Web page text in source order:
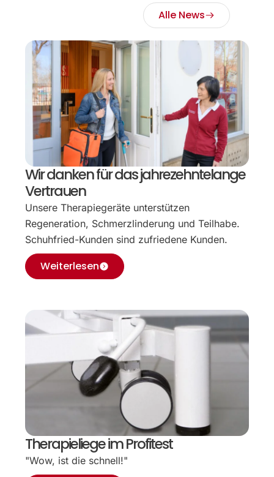
Alle News
Wir danken für das jahrezehntelange
Vertrauen
Unsere Therapiegeräte unterstützen
Regeneration, Schmerzlinderung und Teilhabe.
Schuhfried-Kunden sind zufriedene Kunden.
Weiterlesen
Therapieliege im Profitest
"Wow, ist die schnell!"